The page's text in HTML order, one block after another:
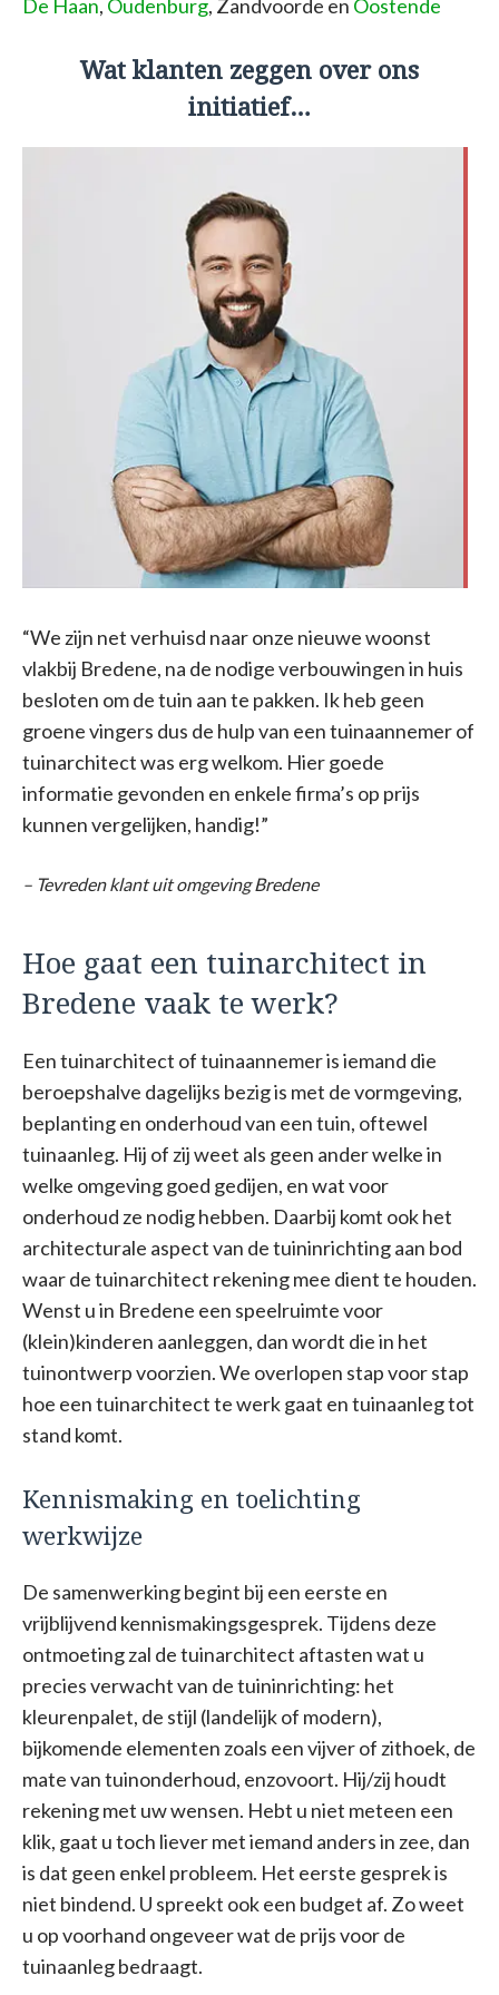
De Haan, Oudenburg, Zandvoorde en Oostende
Wat klanten zeggen over ons
initiatief…
“We zijn net verhuisd naar onze nieuwe woonst
vlakbij Bredene, na de nodige verbouwingen in huis
besloten om de tuin aan te pakken. Ik heb geen
groene vingers dus de hulp van een tuinaannemer of
tuinarchitect was erg welkom. Hier goede
informatie gevonden en enkele firma’s op prijs
kunnen vergelijken, handig!”
– Tevreden klant uit omgeving Bredene
Hoe gaat een tuinarchitect in
Bredene vaak te werk?
Een tuinarchitect of tuinaannemer is iemand die
beroepshalve dagelijks bezig is met de vormgeving,
beplanting en onderhoud van een tuin, oftewel
tuinaanleg. Hij of zij weet als geen ander welke in
welke omgeving goed gedijen, en wat voor
onderhoud ze nodig hebben. Daarbij komt ook het
architecturale aspect van de tuininrichting aan bod
waar de tuinarchitect rekening mee dient te houden.
Wenst u in Bredene een speelruimte voor
(klein)kinderen aanleggen, dan wordt die in het
tuinontwerp voorzien. We overlopen stap voor stap
hoe een tuinarchitect te werk gaat en tuinaanleg tot
stand komt.
Kennismaking en toelichting
werkwijze
De samenwerking begint bij een eerste en
vrijblijvend kennismakingsgesprek. Tijdens deze
ontmoeting zal de tuinarchitect aftasten wat u
precies verwacht van de tuininrichting: het
kleurenpalet, de stijl (landelijk of modern),
bijkomende elementen zoals een vijver of zithoek, de
mate van tuinonderhoud, enzovoort. Hij/zij houdt
rekening met uw wensen. Hebt u niet meteen een
klik, gaat u toch liever met iemand anders in zee, dan
is dat geen enkel probleem. Het eerste gesprek is
niet bindend. U spreekt ook een budget af. Zo weet
u op voorhand ongeveer wat de prijs voor de
tuinaanleg bedraagt.